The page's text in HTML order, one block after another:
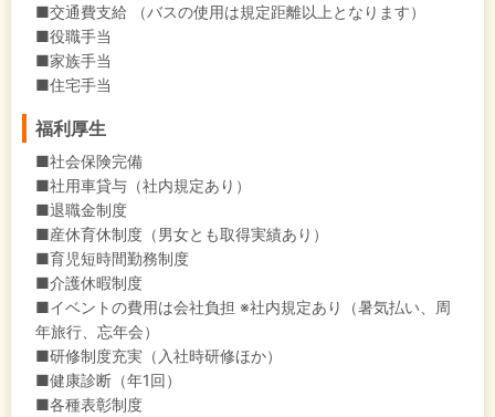
■交通費支給 （バスの使用は規定距離以上となります）
■役職手当
■家族手当
■住宅手当
福利厚生
■社会保険完備
■社用車貸与（社内規定あり）
■退職金制度
■産休育休制度（男女とも取得実績あり）
■育児短時間勤務制度
■介護休暇制度
■イベントの費用は会社負担 ※社内規定あり（暑気払い、周
年旅行、忘年会）
■研修制度充実（入社時研修ほか）
■健康診断（年1回）
■各種表彰制度